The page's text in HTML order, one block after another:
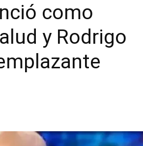
como
y Rodrigo